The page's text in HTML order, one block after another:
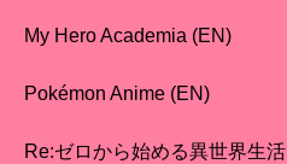
My Hero Academia (EN)
Pokémon Anime (EN)
Re:ゼロから始める異世界生活